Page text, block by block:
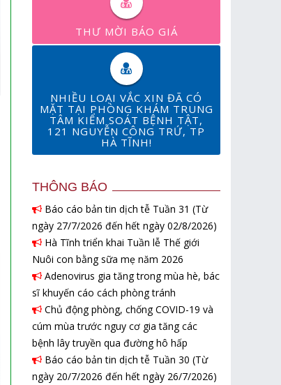
THƯ MỜI BÁO GIÁ
NHIỀU LOẠI VẮC XIN ĐÃ CÓ
MẶT TẠI PHÒNG KHÁM TRUNG
TÂM KIỂM SOÁT BỆNH TẬT,
121 NGUYỄN CÔNG TRỨ, TP
HÀ TĨNH!
THÔNG BÁO
Báo cáo bản tin dịch tễ Tuần 31 (Từ
ngày 27/7/2026 đến hết ngày 02/8/2026)
Hà Tĩnh triển khai Tuần lễ Thế giới
Nuôi con bằng sữa mẹ năm 2026
Adenovirus gia tăng trong mùa hè, bác
sĩ khuyến cáo cách phòng tránh
Chủ động phòng, chống COVID-19 và
cúm mùa trước nguy cơ gia tăng các
bệnh lây truyền qua đường hô hấp
Báo cáo bản tin dịch tễ Tuần 30 (Từ
ngày 20/7/2026 đến hết ngày 26/7/2026)